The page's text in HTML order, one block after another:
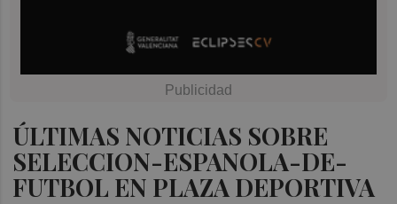
ÚLTIMAS NOTICIAS SOBRE
SELECCION-ESPANOLA-DE-
FUTBOL EN PLAZA DEPORTIVA